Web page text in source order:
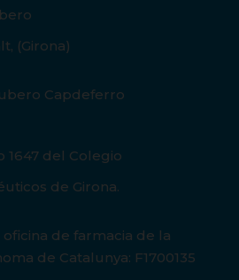
(Girona)
Capdeferro
1647 del Colegio
de Girona.
de farmacia de la
de Catalunya: F1700135